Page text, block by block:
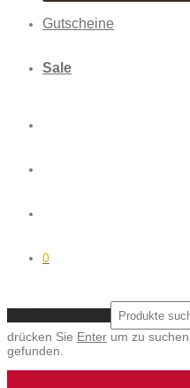
Gutscheine
Sale
0
drücken Sie Enter um zu suchen
gefunden.